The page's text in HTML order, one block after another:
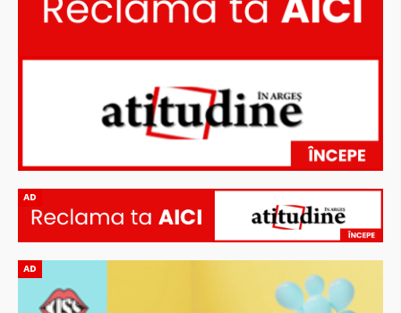
AD
AD